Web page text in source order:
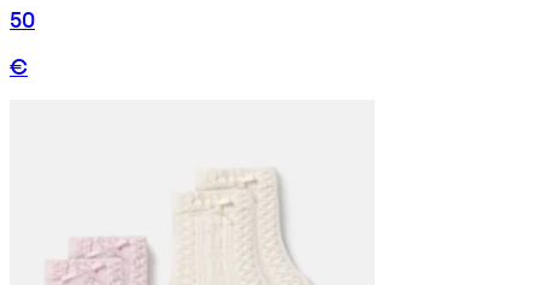
50
€